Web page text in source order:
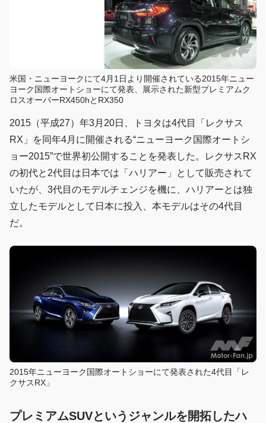
米国・ニューヨークにて4月1日より開催されている2015年ニュー
ヨーク国際オートショーにて発表、展示された新型プレミアムク
ロスオーバーRX450hとRX350
2015（平成27）年3月20日、トヨタは4代目「レクサス
RX」を同年4月に開催される“ニューヨーク国際オートシ
ョー2015”で世界初公開することを発表した。レクサスRX
の初代と2代目は日本では「ハリアー」として販売されて
いたが、3代目のモデルチェンジを機に、ハリアーとは独
立したモデルとして日本に投入、本モデルはその4代目
だ。
2015年ニューヨーク国際オートショーにて発表された4代目「レ
クサスRX」
プレミアムSUVというジャンルを開拓したハ